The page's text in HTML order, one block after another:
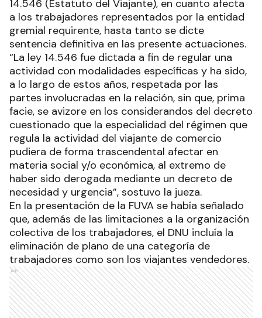
14.546 (Estatuto del Viajante), en cuanto afecta
a los trabajadores representados por la entidad
gremial requirente, hasta tanto se dicte
sentencia definitiva en las presente actuaciones.
“La ley 14.546 fue dictada a fin de regular una
actividad con modalidades específicas y ha sido,
a lo largo de estos años, respetada por las
partes involucradas en la relación, sin que, prima
facie, se avizore en los considerandos del decreto
cuestionado que la especialidad del régimen que
regula la actividad del viajante de comercio
pudiera de forma trascendental afectar en
materia social y/o económica, al extremo de
haber sido derogada mediante un decreto de
necesidad y urgencia”, sostuvo la jueza.
En la presentación de la FUVA se había señalado
que, además de las limitaciones a la organización
colectiva de los trabajadores, el DNU incluía la
eliminación de plano de una categoría de
trabajadores como son los viajantes vendedores.
Ads